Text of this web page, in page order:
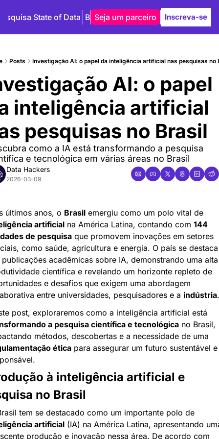
State of Data Blog Autores
Seja um parceiro Inscreva-se
Posts Investigação AI: o papel da inteligência artificial nas pesquisas no
AI: o papel
inteligência artificial
pesquisas no Brasil
como a IA está transformando a pesquisa
e tecnológica em várias áreas no Brasil
Data Hackers
2026-03-09
últimos anos, o Brasil
emergiu como um polo vital de
artificial na América Latina, contando com 144
de pesquisa que promovem inovações em setores
como saúde, agricultura e energia. O país se destaca
publicações acadêmicas sobre IA, demonstrando uma alta
científica e revelando um horizonte repleto de
e desafios que exigem uma abordagem
entre universidades, pesquisadores e a indústria.
a pesquisa científica e tecnológica no Brasil,
ética para assegurar um futuro sustentável e
à inteligência artificial e
no Brasil
O Brasil tem se destacado como um importante polo de
artificial (IA) na América Latina, apresentando
produção e inovação nessa área. De acordo com